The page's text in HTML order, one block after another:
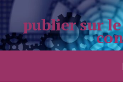
publier sur